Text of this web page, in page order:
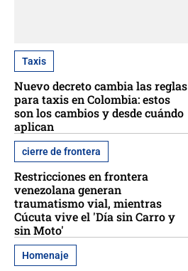
Taxis
Nuevo decreto cambia las reglas
para taxis en Colombia: estos
son los cambios y desde cuándo
aplican
cierre de frontera
Restricciones en frontera
venezolana generan
traumatismo vial, mientras
Cúcuta vive el 'Día sin Carro y
sin Moto'
Homenaje